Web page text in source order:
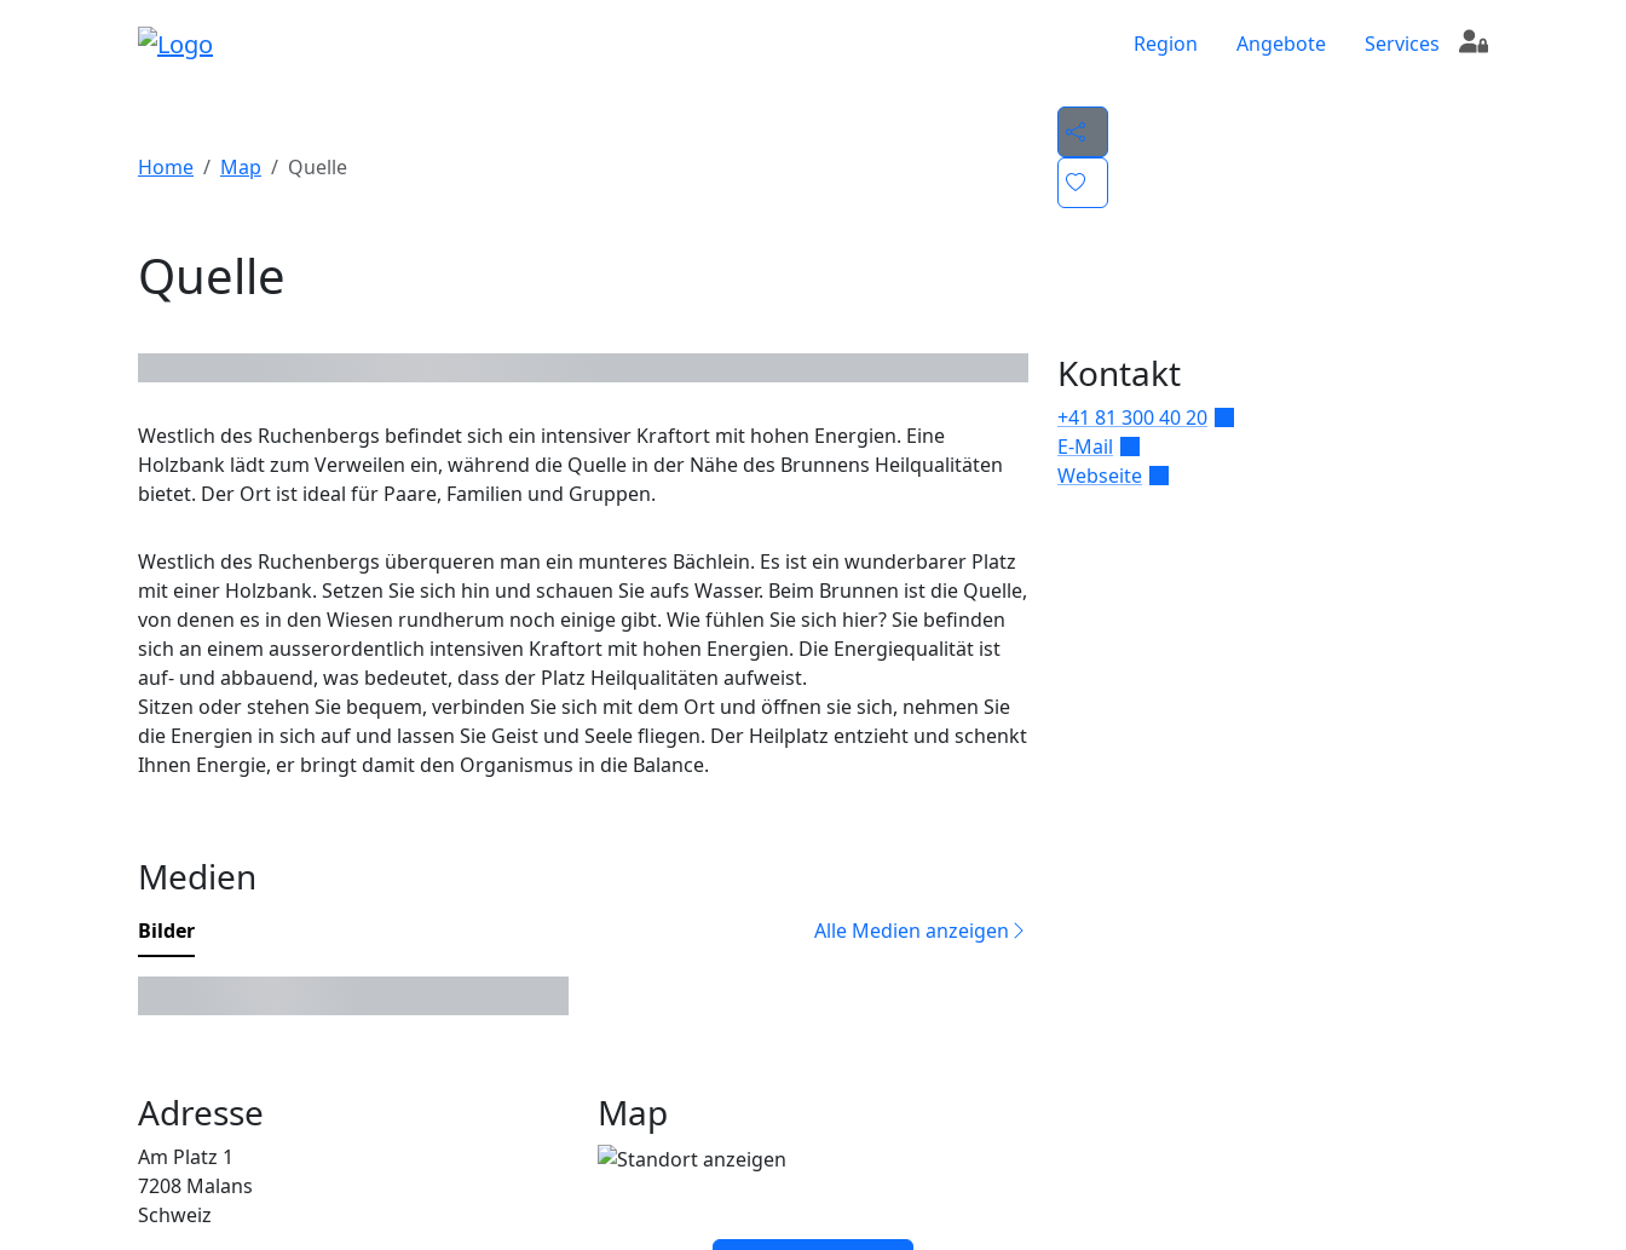
Region Angebote Services
Home Map Quelle
Quelle
Westlich des Ruchenbergs befindet sich ein intensiver Kraftort mit hohen Energien. Eine
Holzbank lädt zum Verweilen ein, während die Quelle in der Nähe des Brunnens Heilqualitäten
bietet. Der Ort ist ideal für Paare, Familien und Gruppen.
Westlich des Ruchenbergs überqueren man ein munteres Bächlein. Es ist ein wunderbarer Platz
mit einer Holzbank. Setzen Sie sich hin und schauen Sie aufs Wasser. Beim Brunnen ist die Quelle,
von denen es in den Wiesen rundherum noch einige gibt. Wie fühlen Sie sich hier? Sie befinden
sich an einem ausserordentlich intensiven Kraftort mit hohen Energien. Die Energiequalität ist
auf- und abbauend, was bedeutet, dass der Platz Heilqualitäten aufweist.
Sitzen oder stehen Sie bequem, verbinden Sie sich mit dem Ort und öffnen sie sich, nehmen Sie
die Energien in sich auf und lassen Sie Geist und Seele fliegen. Der Heilplatz entzieht und schenkt
Ihnen Energie, er bringt damit den Organismus in die Balance.
Medien
Bilder Alle Medien anzeigen
Adresse
Am Platz 1
7208 Malans
Schweiz
Map
Kontakt
+41 81 300 40 20
E-Mail
Webseite